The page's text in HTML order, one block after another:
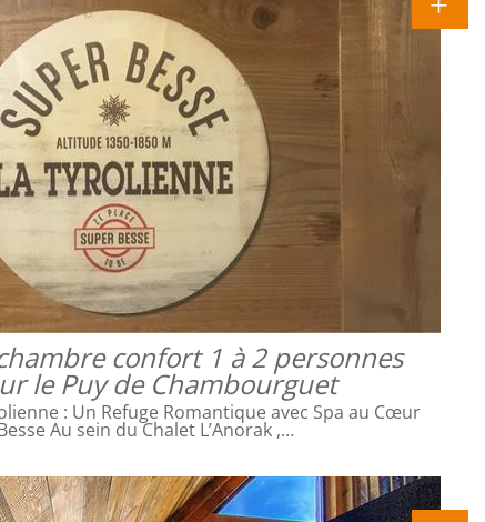
confort 1 à 2 personnes
le Puy de Chambourguet
: Un Refuge Romantique avec Spa au Cœur
Au sein du Chalet L’Anorak ,…